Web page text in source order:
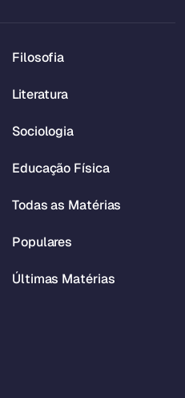
Filosofia
Literatura
Sociologia
Educação Física
Todas as Matérias
Populares
Últimas Matérias